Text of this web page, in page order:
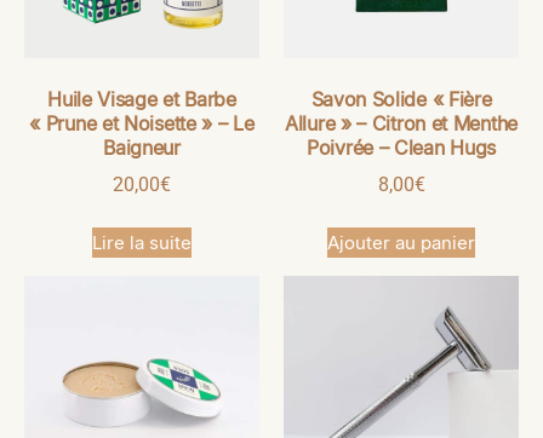
Huile Visage et Barbe
« Prune et Noisette » – Le
Baigneur
20,00€
Lire la suite
Savon Solide « Fière
Allure » – Citron et Menthe
Poivrée – Clean Hugs
8,00€
Ajouter au panier